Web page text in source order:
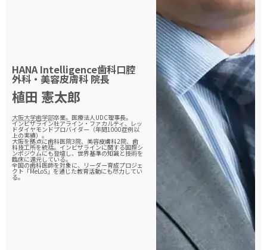
HANA Intelligence歯科口腔
外科・美容皮膚科 院長
植田 憲太郎
大阪大学歯学部卒業。医療法人UDC理事長。
インビザライン社アライン・ファカルティ、レッ
ドダイヤモンドプロバイダー（年間1000症例以
上の実績）。
大阪を拠点に歯科医院3院、美容皮膚科2院、歯
科技工所を統括。インビザラインに関する国際シ
ンポジウムにも登壇し、世界基準の知識と技術を
臨床に還元している。
全国の歯科医師を対象に、リーダー育成プロジェ
クト「MeLoS」を通じた教育活動にも尽力してい
る。